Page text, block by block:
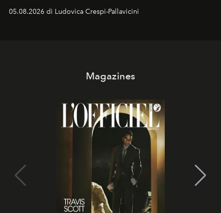
05.08.2026 di Ludovica Crespi-Pallavicini
Magazines